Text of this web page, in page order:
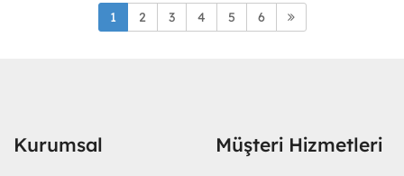
1 2 3 4 5 6
Kurumsal Müşteri Hizmetleri